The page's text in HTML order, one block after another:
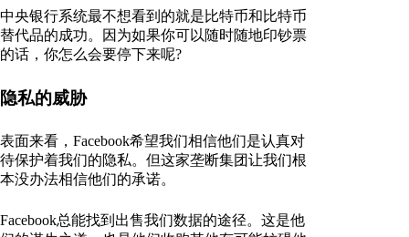
中央银行系统最不想看到的就是比特币和比特币
替代品的成功。因为如果你可以随时随地印钞票
的话，你怎么会要停下来呢?
隐私的威胁
表面来看，Facebook希望我们相信他们是认真对
待保护着我们的隐私。但这家垄断集团让我们根
本没办法相信他们的承诺。
Facebook总能找到出售我们数据的途径。这是他